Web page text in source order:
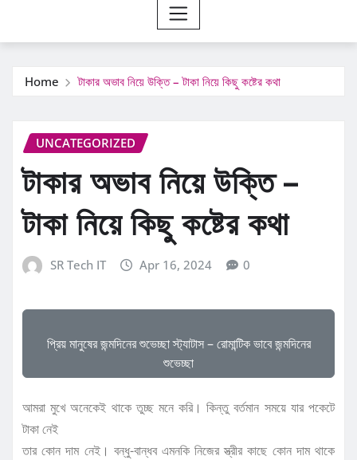
Home টাকার অভাব নিয়ে উক্তি – টাকা নিয়ে কিছু কষ্টের কথা
UNCATEGORIZED
টাকার অভাব নিয়ে উক্তি –
টাকা নিয়ে কিছু কষ্টের কথা
SR Tech IT Apr 16, 2024 0
প্রিয় মানুষের জন্মদিনের শুভেচ্ছা স্ট্যাটাস – রোমান্টিক ভাবে জন্মদিনের
শুভেচ্ছা
আমরা মুখে অনেকেই থাকে তুচ্ছ মনে করি। কিন্তু বর্তমান সময়ে যার পকেটে
টাকা নেই
তার কোন দাম নেই। বন্ধু-বান্ধব এমনকি নিজের স্ত্রীর কাছে কোন দাম থাকে